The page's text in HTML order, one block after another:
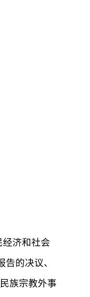
济和社会
的决议、
族宗教外事